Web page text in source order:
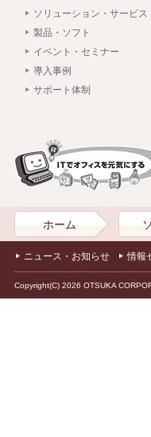
ソリューション・サービス
製品・ソフト
イベント・セミナー
導入事例
サポート体制
ホーム
ニュース・お知らせ 情報
Copyright(C) 2026 OTSUKA